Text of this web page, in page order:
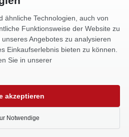
ähnliche Technologien, auch von
Funktionsweise der Website zu
Angebotes zu analysieren
Einkaufserlebnis bieten zu können.
Sie in unserer
akzeptieren
Notwendige